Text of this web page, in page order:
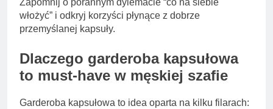
Zapomnij o porannym dylemacie “co na siebie
włożyć” i odkryj korzyści płynące z dobrze
przemyślanej kapsuły.
Dlaczego garderoba kapsułowa
to must-have w męskiej szafie
Garderoba kapsułowa to idea oparta na kilku filarach: